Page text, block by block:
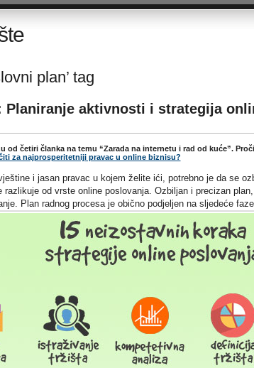
plan’ tag
Planiranje aktivnosti i strategija
od četiri članka na temu “Zarada na internetu i rad od kuće”.
za najprosperitetniji pravac u online biznisu?
i jasan pravac u kojem želite ići, potrebno je da se
razlikuje od vrste online poslovanja. Ozbiljan i precizan
Plan radnog procesa je obično podjeljen na sljedeće